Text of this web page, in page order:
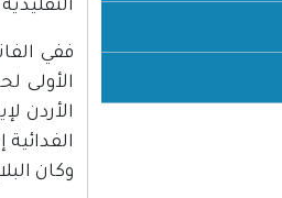
الأولى
الأردن
وكان